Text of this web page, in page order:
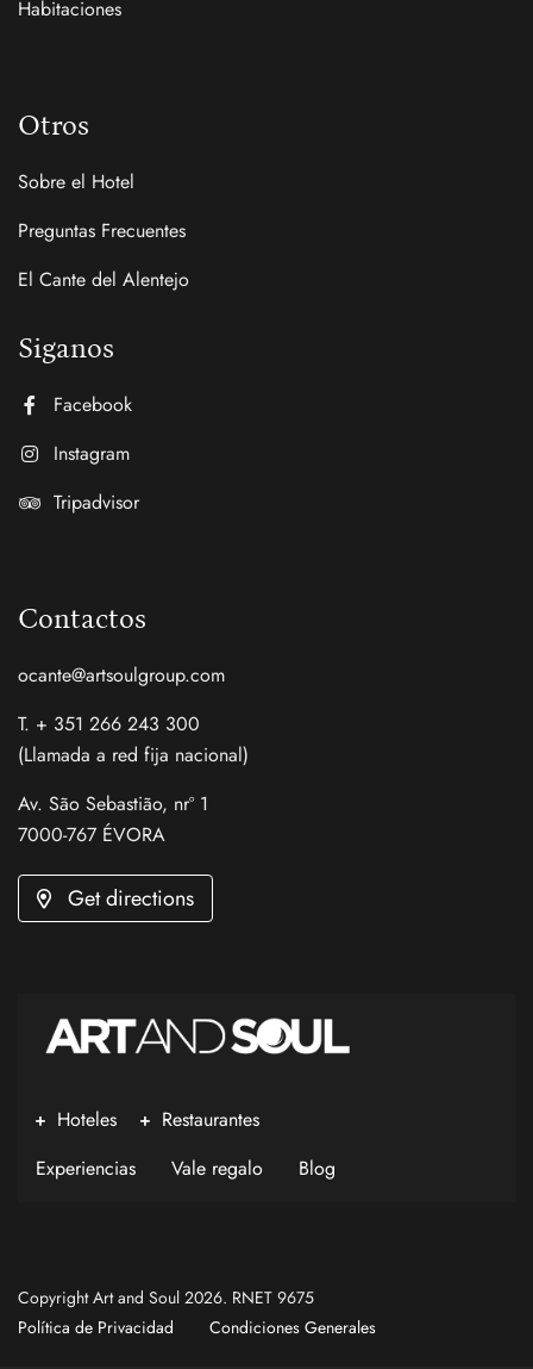
Habitaciones
Otros
Sobre el Hotel
Preguntas Frecuentes
El Cante del Alentejo
Siganos
Facebook
Instagram
Tripadvisor
Contactos
ocante@artsoulgroup.com
T. + 351 266 243 300
(Llamada a red fija nacional)
Av. São Sebastião, nrº 1
7000-767 ÉVORA
Get directions
Hoteles
Restaurantes
Experiencias
Vale regalo Blog
Copyright Art and Soul 2026. RNET 9675
Política de Privacidad
Condiciones Generales